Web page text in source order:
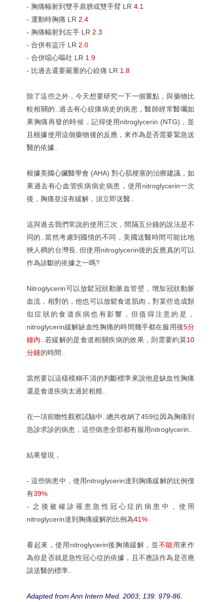
- 胸痛幅射到雙手肩膀或雙手臂 LR 4.1
- 運動時胸痛 LR 2.4
- 胸痛幅射到左手 LR 2.3
- 合併有盜汗 LR 2.0
- 合併噁心嘔吐 LR 1.9
- 比過去還要嚴重的心絞痛 LR 1.8
除了這些之外，今天想要研究一下一個重點，與藥物比
較相關的..過去有心絞痛病史的病患，醫師經常醫囑如
果胸痛再發的時候，記得使用nitroglycerin (NTG)，並
且根據使用這個藥物後的反應，來作為是否需要緊急送
醫的依據..
根據美國心臟醫學會 (AHA) 對心肌梗塞的治療建議，如
果過去有心血管疾病病史病患，使用nitroglycerin一次
後，胸痛並沒有緩解，須立即送醫..
這與過去我們常說的使用三次，間隔五分鐘的說法是不
同的..當然考慮到國情的不同，美國送醫時間可能比地
狹人稠的台灣長..但使用nitroglycerin後的反應真的可以
作為診斷的依據之一嗎?
Nitroglycerin可以放鬆冠狀動脈血管壁，增加冠狀動脈
血流，相對的，他也可以放鬆食道肌肉，對某些造成類
似症狀的食道疾病也有影響，但值得注意的是，
nitroglycerin緩解缺血性胸痛的時間幾乎都在服用後5分
鐘內
..若緩解的是食道相關疾病的效果，則需要約莫10
分鐘的時間..
當然要以這樣模糊不清的判斷標準來說他是缺血性胸痛
還是食道疾病太過於粗糙..
在一項前瞻性觀察試驗中..總共收納了459位因為胸痛到
急診求診的病患，這些病患全部都有服用nitroglycerin..
結果發現，
- 這些病患中，使用nitroglycerin達到胸痛緩解的比例僅
有39%
- 之後被確診罹患急性冠心症的病患中， 使用
nitroglycerin達到胸痛緩解的比例為41%
看起來，使用nitroglycerin後胸痛緩解，並不能用來作
為你是否就是急性冠心症的依據，且不應該作為是否應
該送醫的標準..
Adapted from Ann Intern Med. 2003; 139: 979-86.